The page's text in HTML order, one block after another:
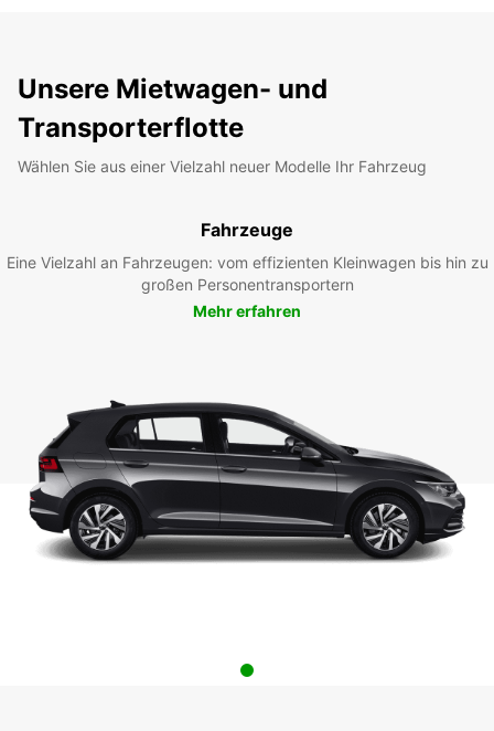
Unsere Mietwagen- und
Transporterflotte
Wählen Sie aus einer Vielzahl neuer Modelle Ihr Fahrzeug
Fahrzeuge
Eine Vielzahl an Fahrzeugen: vom effizienten Kleinwagen bis hin zu
großen Personentransportern
Mehr erfahren